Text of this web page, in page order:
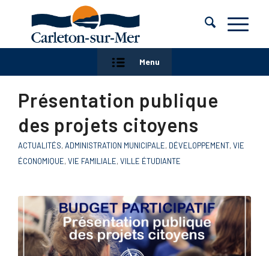
Menu
Présentation publique
des projets citoyens
ACTUALITÉS, ADMINISTRATION MUNICIPALE, DÉVELOPPEMENT, VIE
ÉCONOMIQUE, VIE FAMILIALE, VILLE ÉTUDIANTE